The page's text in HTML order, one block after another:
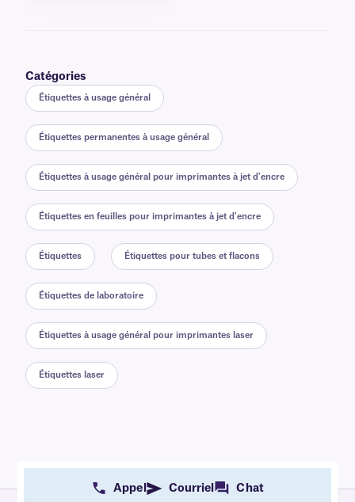
Catégories
Étiquettes à usage général
Étiquettes permanentes à usage général
Étiquettes à usage général pour imprimantes à jet d'encre
Étiquettes en feuilles pour imprimantes à jet d'encre
Étiquettes Étiquettes pour tubes et flacons
Étiquettes de laboratoire
Étiquettes à usage général pour imprimantes laser
Étiquettes laser
Appel Courriel Chat